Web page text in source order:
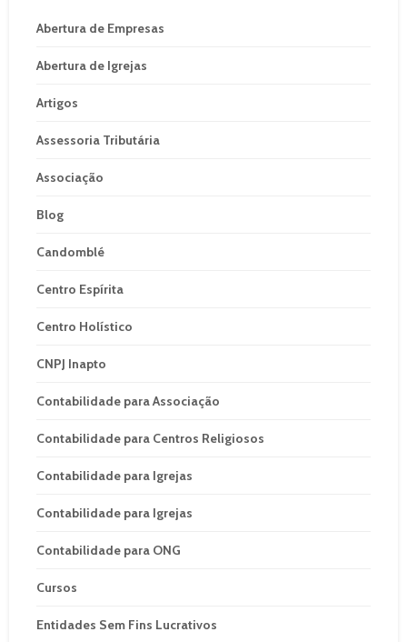
Abertura de Empresas
Abertura de Igrejas
Artigos
Assessoria Tributária
Associação
Blog
Candomblé
Centro Espírita
Centro Holístico
CNPJ Inapto
Contabilidade para Associação
Contabilidade para Centros Religiosos
Contabilidade para Igrejas
Contabilidade para Igrejas
Contabilidade para ONG
Cursos
Entidades Sem Fins Lucrativos